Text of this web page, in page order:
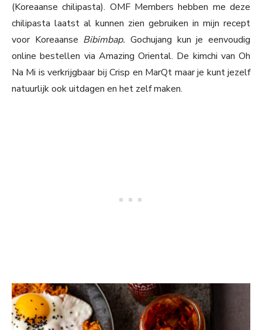
(Koreaanse chilipasta). OMF Members hebben me deze
chilipasta laatst al kunnen zien gebruiken in mijn recept
voor Koreaanse Bibimbap.Gochujang kun je eenvoudig
online bestellen via Amazing Oriental. De kimchi van Oh
Na Mi is verkrijgbaar bij Crisp en MarQt maar je kunt jezelf
natuurlijk ook uitdagen en het zelf maken.